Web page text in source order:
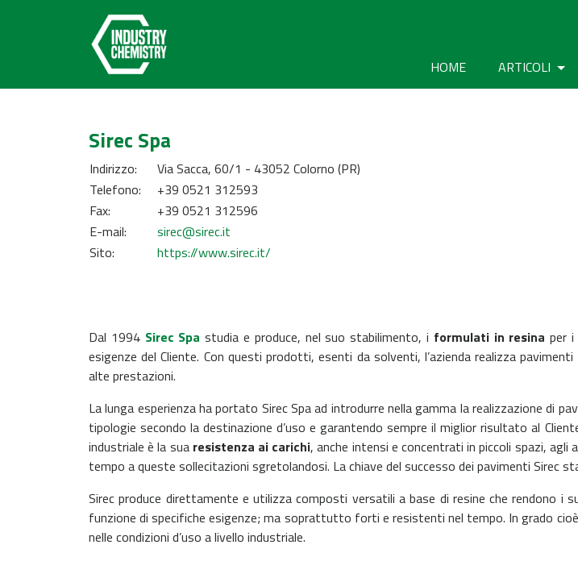
HOME ARTICOLI
Sirec Spa
Indirizzo:
Via Sacca, 60/1 - 43052 Colorno (PR)
Telefono:
+39 0521 312593
Fax:
+39 0521 312596
E-mail:
sirec@sirec.it
Sito:
https://www.sirec.it/
Dal 1994 Sirec Spa studia e produce, nel suo stabilimento, i formulati in resina per i
esigenze del Cliente. Con questi prodotti, esenti da solventi, l’azienda realizza
alte prestazioni.
La lunga esperienza ha portato Sirec Spa ad introdurre nella gamma la realizzazione di
tipologie secondo la destinazione d’uso e garantendo sempre il miglior risultato al
industriale è la sua resistenza ai carichi, anche intensi e concentrati in piccoli spazi,
tempo a queste sollecitazioni sgretolandosi. La chiave del successo dei pavimenti Sirec
Sirec produce direttamente e utilizza composti versatili a base di resine che rendono i
funzione di specifiche esigenze; ma soprattutto forti e resistenti nel tempo. In grado
nelle condizioni d’uso a livello industriale.